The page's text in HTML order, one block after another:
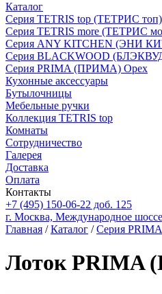
Каталог
Серия TETRIS top (ТЕТРИС топ)
Серия TETRIS more (ТЕТРИС
Серия ANY KITCHEN (ЭНИ
Серия BLACKWOOD (БЛЭКВУД)
Серия PRIMA (ПРИМА) Орех
Кухонные аксессуары
Бутылочницы
Мебельные ручки
Коллекция TETRIS top
Комнаты
Сотрудничество
Галерея
Доставка
Оплата
Контакты
+7 (495) 150-06-22 доб. 125
г. Москва, Международное
Главная /Каталог /Серия
Лоток PRIMA